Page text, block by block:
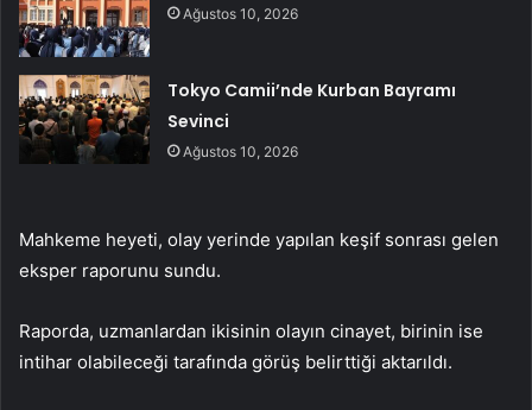
Ağustos 10, 2026
Tokyo Camii’nde Kurban Bayramı
Sevinci
Ağustos 10, 2026
Mahkeme heyeti, olay yerinde yapılan keşif sonrası gelen
eksper raporunu sundu.
Raporda, uzmanlardan ikisinin olayın cinayet, birinin ise
intihar olabileceği tarafında görüş belirttiği aktarıldı.